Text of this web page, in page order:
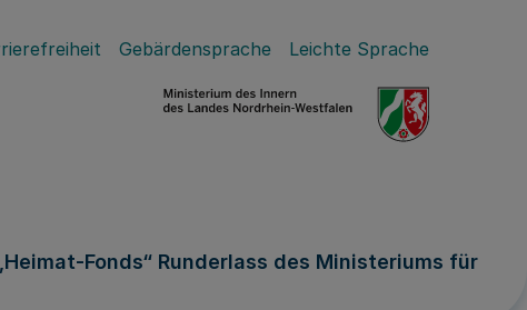
Gebärdensprache Leichte Sprache
Fonds“ Runderlass des Ministeriums für